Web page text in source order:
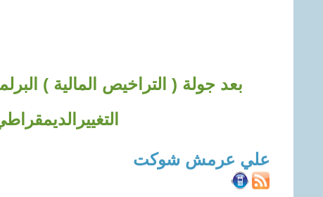
بعد جولة ( التراخيص المالية )
علي عرمش شوكت